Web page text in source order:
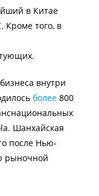
в Китае
Кроме того, в
внутри
более 800
Шанхайская
после Нью-
рыночной